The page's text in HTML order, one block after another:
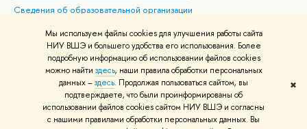
Мы используем файлы cookies для улучшения работы сайта
НИУ ВШЭ и большего удобства его использования. Более
подробную информацию об использовании файлов cookies
можно найти здесь, наши правила обработки персональных
данных –здесь. Продолжая пользоваться сайтом, вы
подтверждаете, что были проинформированы об
использовании файлов cookies сайтом НИУ ВШЭ и согласны
с нашими правилами обработки персональных данных. Вы
✖
Сведения об образовательной организации
Людям с ограниченными возможностями здоровья
Единая платежная страница
Работа в Вышке
© НИУ ВШЭ 1993–2026 Адреса и контакты Условия использования
материалов Политика конфиденциальности Карта сайта